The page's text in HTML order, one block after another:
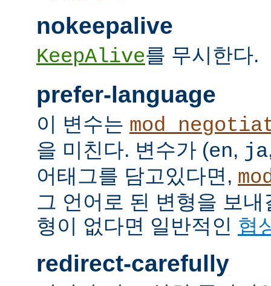
nokeepalive
KeepAlive를 무시한다.
prefer-language
이 변수는
을 미친다. 변수가 (en, ja
어태그를 담고있다면,
그 언어로 된 변형을 보
형이 없다면 일반적인 협
redirect-carefully